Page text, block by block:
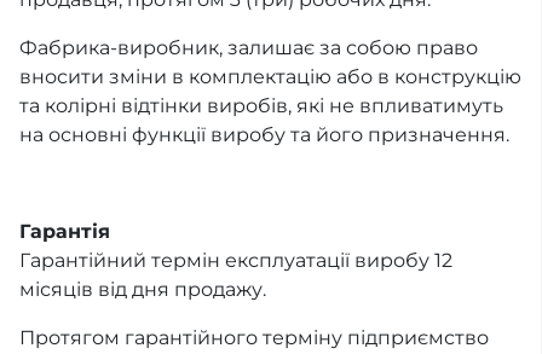
Фабрика-виробник, залишає за собою право
вносити зміни в комплектацію або в конструкцію
та колірні відтінки виробів, які не впливатимуть
на основні функції виробу та його призначення.
Гарантія
Гарантійний термін експлуатації виробу 12
місяців від дня продажу.
Протягом гарантійного терміну підприємство